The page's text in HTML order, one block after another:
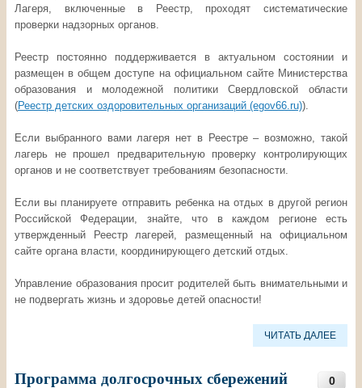
Лагеря, включенные в Реестр, проходят систематические
проверки надзорных органов.
Реестр постоянно поддерживается в актуальном состоянии и
размещен в общем доступе на официальном сайте Министерства
образования и молодежной политики Свердловской области
(Реестр детских оздоровительных организаций (egov66.ru)).
Если выбранного вами лагеря нет в Реестре – возможно, такой
лагерь не прошел предварительную проверку контролирующих
органов и не соответствует требованиям безопасности.
Если вы планируете отправить ребенка на отдых в другой регион
Российской Федерации, знайте, что в каждом регионе есть
утвержденный Реестр лагерей, размещенный на официальном
сайте органа власти, координирующего детский отдых.
Управление образования просит родителей быть внимательными и
не подвергать жизнь и здоровье детей опасности!
ЧИТАТЬ ДАЛЕЕ
0
Программа долгосрочных сбережений